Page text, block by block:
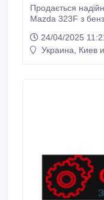
Продається
Mazda 323F з
Ідеальний варіант для тих, хто
практичну
24/04/2025
Украина, Киев